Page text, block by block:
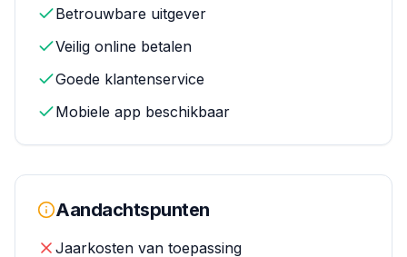
Betrouwbare uitgever
Veilig online betalen
Goede klantenservice
Mobiele app beschikbaar
Aandachtspunten
Jaarkosten van toepassing